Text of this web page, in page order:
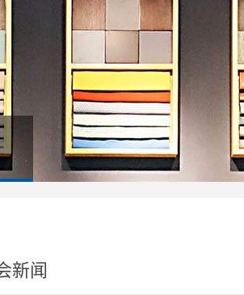
新闻